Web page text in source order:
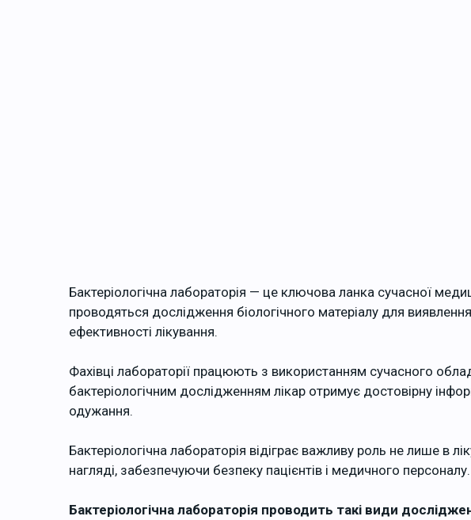
Бактеріологічна лабораторія — це ключова ланка сучасної
проводяться дослідження біологічного матеріалу для
ефективності лікування.
Фахівці лабораторії працюють з використанням сучасного
бактеріологічним дослідженням лікар отримує достовірну
одужання.
Бактеріологічна лабораторія відіграє важливу роль не лише в
нагляді, забезпечуючи безпеку пацієнтів і медичного персоналу.
Бактеріологічна лабораторія проводить такі види